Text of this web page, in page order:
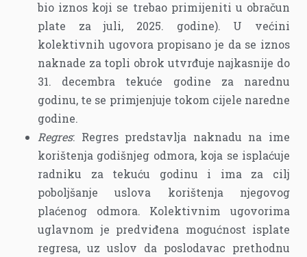
bio iznos koji se trebao primijeniti u obračun
plate za juli, 2025. godine). U većini
kolektivnih ugovora propisano je da se iznos
naknade za topli obrok utvrđuje najkasnije do
31. decembra tekuće godine za narednu
godinu, te se primjenjuje tokom cijele naredne
godine.
Regres: Regres predstavlja naknadu na ime
korištenja godišnjeg odmora, koja se isplaćuje
radniku za tekuću godinu i ima za cilj
poboljšanje uslova korištenja njegovog
plaćenog odmora. Kolektivnim ugovorima
uglavnom je predviđena mogućnost isplate
regresa, uz uslov da poslodavac prethodnu